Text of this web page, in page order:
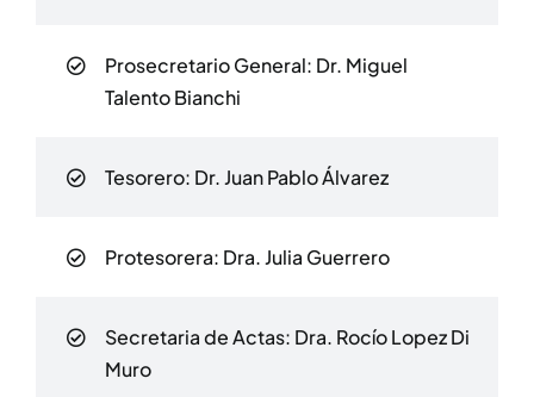
Prosecretario General: Dr. Miguel
Talento Bianchi
Tesorero: Dr. Juan Pablo Álvarez
Protesorera: Dra. Julia Guerrero​
Secretaria de Actas: Dra. Rocío Lopez Di
Muro